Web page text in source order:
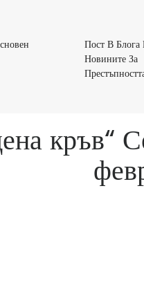
Основен
Пост В Блога
Новините За